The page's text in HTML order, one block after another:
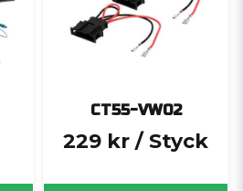
CT55-VW02
229 kr / Styck